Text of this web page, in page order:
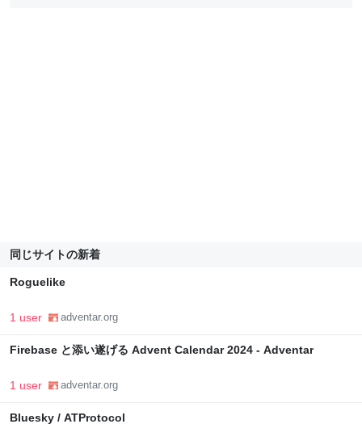
同じサイトの新着
Roguelike
1 user adventar.org
Firebase と添い遂げる Advent Calendar 2024 - Adventar
1 user adventar.org
Bluesky / ATProtocol